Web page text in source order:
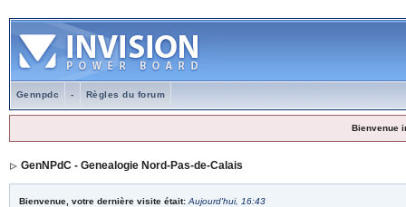
Gennpdc - Règles du forum
Bienvenue
GenNPdC - Genealogie Nord-Pas-de-Calais
Bienvenue, votre dernière visite était: Aujourd'hui, 16:43